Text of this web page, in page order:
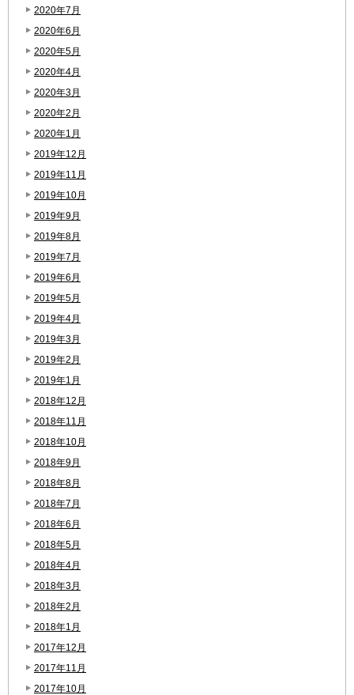
2020年7月
2020年6月
2020年5月
2020年4月
2020年3月
2020年2月
2020年1月
2019年12月
2019年11月
2019年10月
2019年9月
2019年8月
2019年7月
2019年6月
2019年5月
2019年4月
2019年3月
2019年2月
2019年1月
2018年12月
2018年11月
2018年10月
2018年9月
2018年8月
2018年7月
2018年6月
2018年5月
2018年4月
2018年3月
2018年2月
2018年1月
2017年12月
2017年11月
2017年10月